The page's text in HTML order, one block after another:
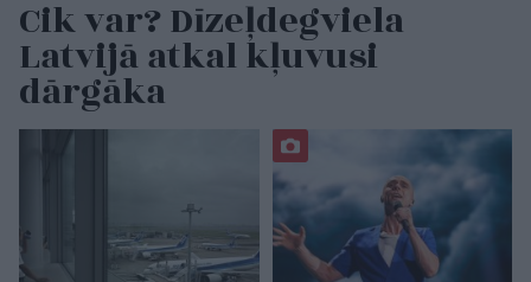
Cik var? Dīzeļdegviela
Latvijā atkal kļuvusi
dārgāka